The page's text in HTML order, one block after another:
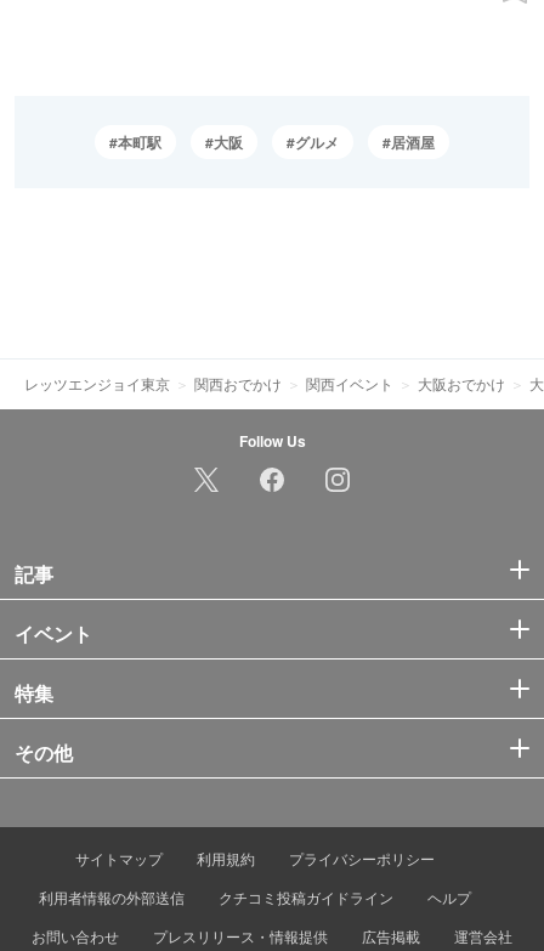
本町駅 大阪 グルメ 居酒屋
レッツエンジョイ東京 関西おでかけ 関西イベント 大阪おでかけ
Follow Us
記事
イベント
特集
その他
サイトマップ 利用規約
プライバシーポリシー
利用者情報の外部送信
クチコミ投稿ガイドライン
ヘルプ
お問い合わせ
プレスリリース・情報提供 広告掲載 運営会社